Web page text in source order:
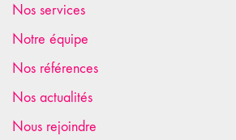
Nos services
Notre équipe
Nos références
Nos actualités
Nous rejoindre